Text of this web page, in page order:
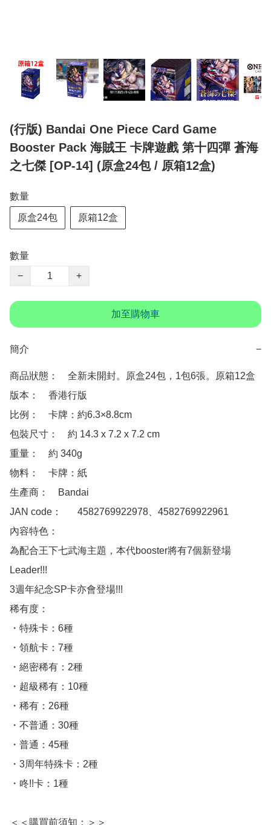
(行版) Bandai One Piece Card Game
Booster Pack 海賊王 卡牌遊戲 第十四彈 蒼海
之七傑 [OP-14] (原盒24包 / 原箱12盒)
數量
原盒24包 原箱12盒
數量
−
+
加至購物車
簡介 −
商品狀態：　全新未開封。原盒24包，1包6張。原箱12盒
版本：　香港行版
比例：　卡牌：約6.3×8.8cm
包裝尺寸：　約 ‎14.3 x 7.2 x 7.2 cm
重量：　約 340g
物料：　卡牌：紙
生產商：　Bandai
JAN code：　	4582769922978、4582769922961
內容特色：
為配合王下七武海主題，本代booster將有7個新登場
Leader!!!
3週年紀念SP卡亦會登場!!!
稀有度：
・特殊卡：6種
・領航卡：7種
・絕密稀有：2種
・超級稀有：10種
・稀有：26種
・不普通：30種
・普通：45種
・3周年特殊卡：2種
・咚!!卡：1種
＜＜購買前須知：＞＞